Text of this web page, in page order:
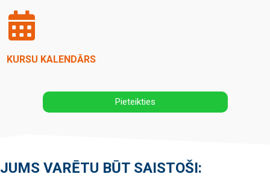
KURSU KALENDĀRS
Pieteikties
JUMS VARĒTU BŪT SAISTOŠI: